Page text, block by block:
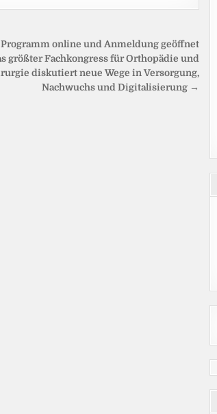
Programm online und Anmeldung geöffnet
größter Fachkongress für Orthopädie und
diskutiert neue Wege in Versorgung,
Nachwuchs und Digitalisierung →